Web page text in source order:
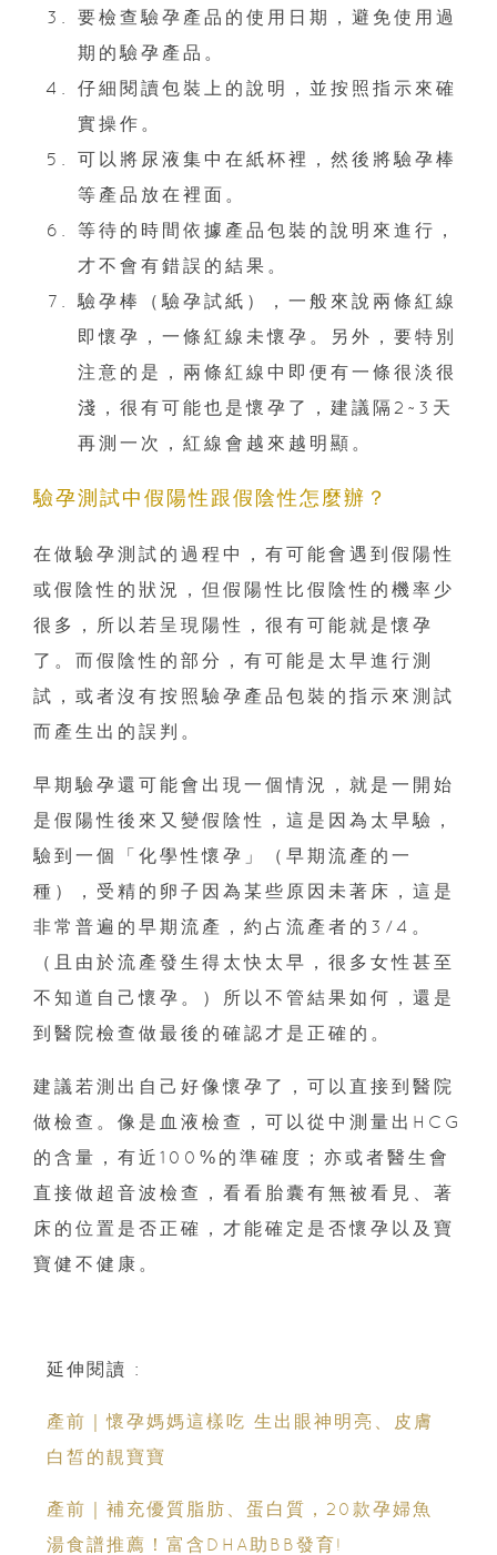
要檢查驗孕產品的使用日期，避免使用過
期的驗孕產品。
仔細閱讀包裝上的說明，並按照指示來確
實操作。
可以將尿液集中在紙杯裡，然後將驗孕棒
等產品放在裡面。
等待的時間依據產品包裝的說明來進行，
才不會有錯誤的結果。
驗孕棒（驗孕試紙），一般來說兩條紅線
即懷孕，一條紅線未懷孕。另外，要特別
注意的是，兩條紅線中即便有一條很淡很
淺，很有可能也是懷孕了，建議隔2~3天
再測一次，紅線會越來越明顯。
驗孕測試中假陽性跟假陰性怎麼辦？
在做驗孕測試的過程中，有可能會遇到假陽性
或假陰性的狀況，但假陽性比假陰性的機率少
很多，所以若呈現陽性，很有可能就是懷孕
了。而假陰性的部分，有可能是太早進行測
試，或者沒有按照驗孕產品包裝的指示來測試
而產生出的誤判。
早期驗孕還可能會出現一個情況，就是一開始
是假陽性後來又變假陰性，這是因為太早驗，
驗到一個「化學性懷孕」（早期流產的一
種），受精的卵子因為某些原因未著床，這是
非常普遍的早期流產，約占流產者的3/4。
（且由於流產發生得太快太早，很多女性甚至
不知道自己懷孕。）所以不管結果如何，還是
到醫院檢查做最後的確認才是正確的。
建議若測出自己好像懷孕了，可以直接到醫院
做檢查。像是血液檢查，可以從中測量出HCG
的含量，有近100%的準確度；亦或者醫生會
直接做超音波檢查，看看胎囊有無被看見、著
床的位置是否正確，才能確定是否懷孕以及寶
寶健不健康。
延伸閱讀 :
產前｜懷孕媽媽這樣吃 生出眼神明亮、皮膚
白皙的靚寶寶
產前｜補充優質脂肪、蛋白質，20款孕婦魚
湯食譜推薦！富含DHA助BB發育!